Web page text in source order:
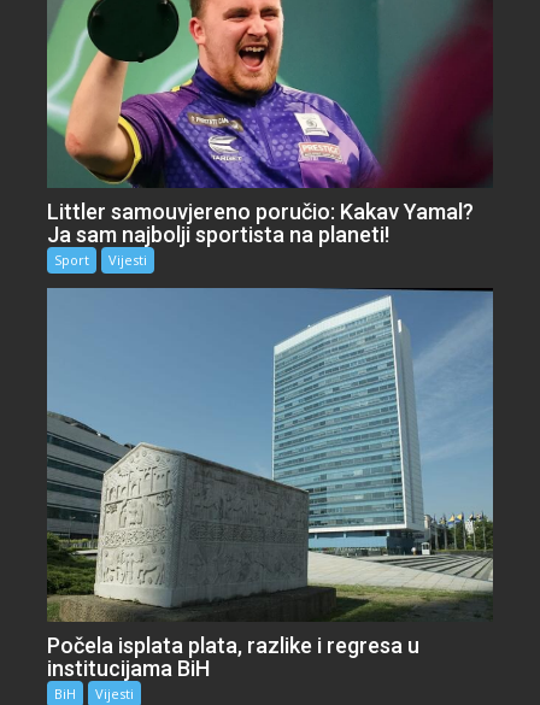
Littler samouvjereno poručio: Kakav Yamal?
Ja sam najbolji sportista na planeti!
Sport Vijesti
Počela isplata plata, razlike i regresa u
institucijama BiH
BiH Vijesti